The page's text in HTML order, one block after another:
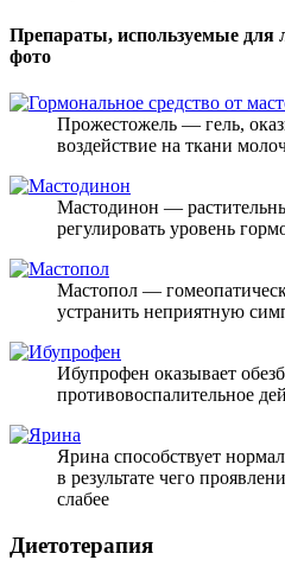
Препараты, используемые для
фото
Прожестожель — гель,
воздействие на ткани
Мастодинон —
регулировать уровень
Мастопол —
устранить неприятную
Ибупрофен оказывает
противовоспалительное
Ярина способствует
в результате чего
слабее
Диетотерапия